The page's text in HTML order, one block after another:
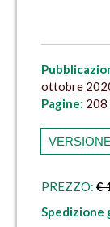
ottobre
Pagine: 208
PREZZO: €
Spedizione